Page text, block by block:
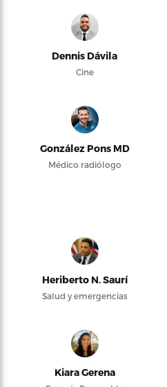
Dennis Dávila
Cine
González Pons MD
Médico radiólogo
Heriberto N. Saurí
Salud y emergencias
Kiara Gerena